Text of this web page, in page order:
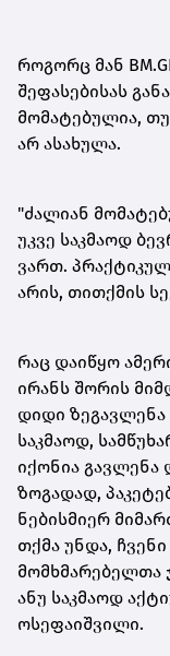
როგორც მან
შეფასებისას
მომატებულია,
არ ასახულა.
"ძალიან
უკვე საკმაოდ
ვართ.
არის, თითქმის
რაც დაიწყო
ირანს შორის
დიდი
საკმაოდ,
იქონია გავლენა
ზოგადად,
ნებისმიერ
თქმა უნდა,
მომხმარებელთა
ანუ საკმაოდ
ოსეფაიშვილი.